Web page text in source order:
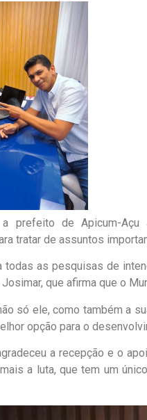
a prefeito de Apicum-
tratar de assuntos
todas as pesquisas de
que afirma que o
só ele, como também a
opção para o
a recepção e o
a luta, que tem um